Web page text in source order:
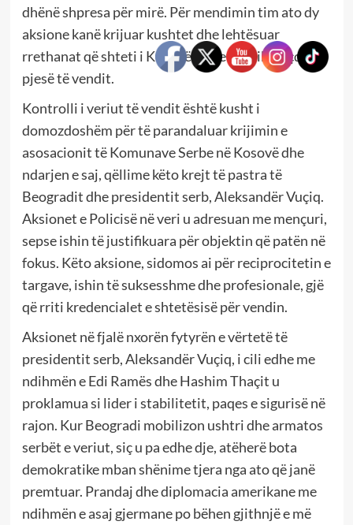
dhënë shpresa për mirë. Për mendimin tim ato dy
aksione kanë krijuar kushtet dhe lehtësuar
rrethanat që shteti i Kosovës të jetë unik në çdo
pjesë të vendit.
Kontrolli i veriut të vendit është kusht i
domozdoshëm për të parandaluar krijimin e
asosacionit të Komunave Serbe në Kosovë dhe
ndarjen e saj, qëllime këto krejt të pastra të
Beogradit dhe presidentit serb, Aleksandër Vuçiq.
Aksionet e Policisë në veri u adresuan me mençuri,
sepse ishin të justifikuara për objektin që patën në
fokus. Këto aksione, sidomos ai për reciprocitetin e
targave, ishin të suksesshme dhe profesionale, gjë
që rriti kredencialet e shtetësisë për vendin.
Aksionet në fjalë nxorën fytyrën e vërtetë të
presidentit serb, Aleksandër Vuçiq, i cili edhe me
ndihmën e Edi Ramës dhe Hashim Thaçit u
proklamua si lider i stabilitetit, paqes e sigurisë në
rajon. Kur Beogradi mobilizon ushtri dhe armatos
serbët e veriut, siç u pa edhe dje, atëherë bota
demokratike mban shënime tjera nga ato që janë
premtuar. Prandaj dhe diplomacia amerikane me
ndihmën e asaj gjermane po bëhen gjithnjë e më